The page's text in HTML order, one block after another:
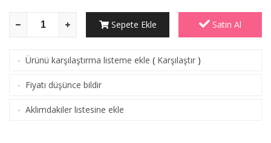
Sepete Ekle Satın Al
· Ürünü karşılaştırma listeme ekle ( Karşılaştır )
· Fiyatı düşünce bildir
· Aklımdakiler listesine ekle